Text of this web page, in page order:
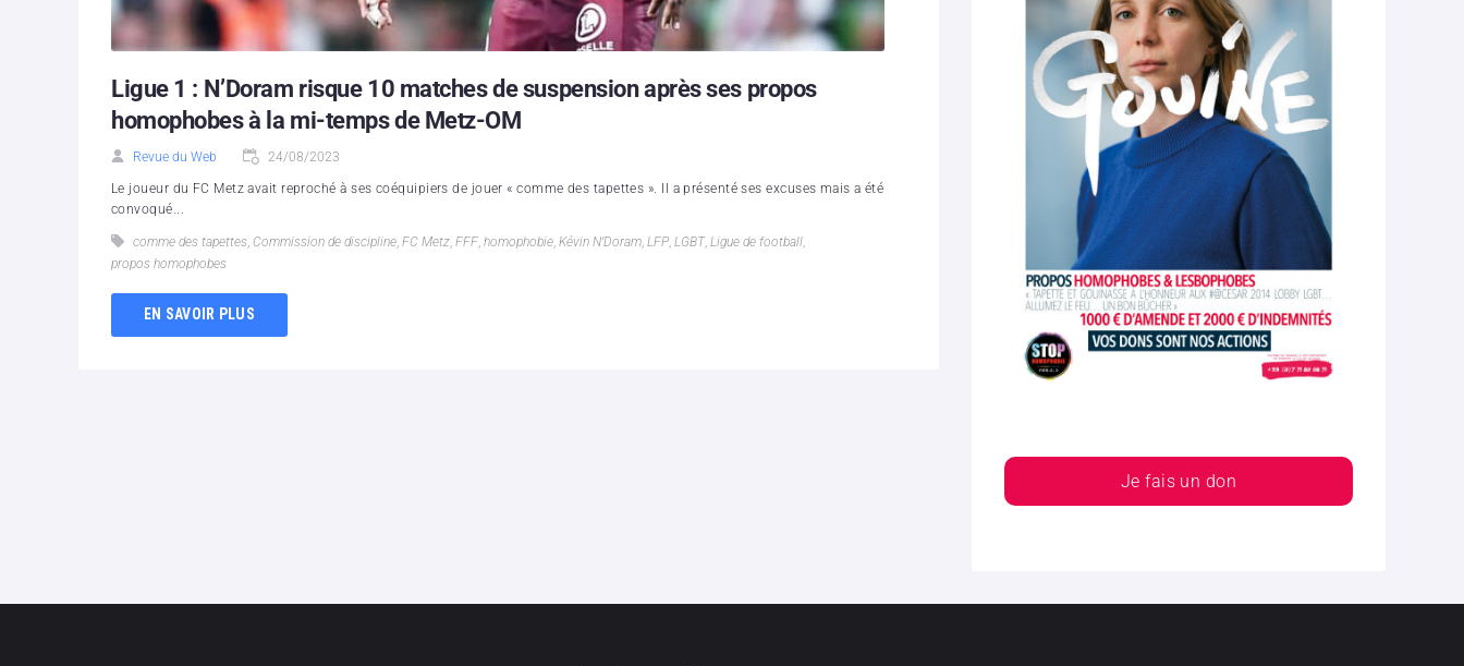
Ligue 1 : N’Doram risque 10 matches de suspension après ses propos
homophobes à la mi-temps de Metz-OM
Revue du Web 24/08/2023
Le joueur du FC Metz avait reproché à ses coéquipiers de jouer « comme des tapettes ». Il a présenté ses excuses mais a été
convoqué...
comme des tapettes Commission de discipline FC Metz FFF homophobie Kévin N’Doram LFP LGBT, Ligue de football
propos homophobes
EN SAVOIR PLUS
Je fais un don